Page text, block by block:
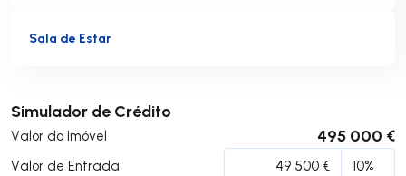
Sala de Estar
Simulador de Crédito
Valor do Imóvel 495 000 €
Valor de Entrada
Submeter